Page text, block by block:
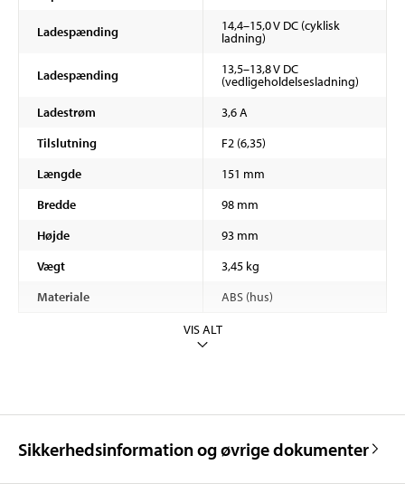
Ladespænding 14,4–15,0 V DC (cyklisk
ladning)
Ladespænding 13,5–13,8 V DC
(vedligeholdelsesladning)
Ladestrøm
3,6 A
Tilslutning
F2 (6,35)
Længde
151 mm
Bredde
98 mm
Højde
93 mm
Vægt
3,45 kg
Materiale
ABS (hus)
VIS ALT
Sikkerhedsinformation og øvrige dokumenter